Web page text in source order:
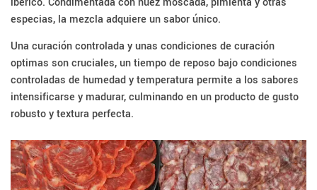
especias, la mezcla adquiere un sabor único.
Una curación controlada y unas condiciones de curación
optimas son cruciales, un tiempo de reposo bajo condiciones
controladas de humedad y temperatura permite a los sabores
intensificarse y madurar, culminando en un producto de gusto
robusto y textura perfecta.